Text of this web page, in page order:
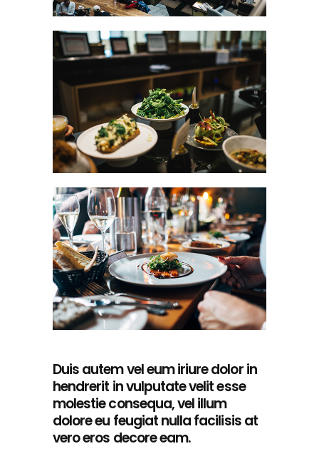
Duis autem vel eum iriure dolor in
hendrerit in vulputate velit esse
molestie consequa, vel illum
dolore eu feugiat nulla facilisis at
vero eros decore eam.